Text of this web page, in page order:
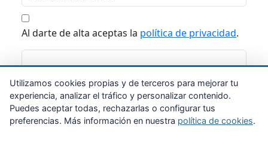
Al darte de alta aceptas la política de privacidad.
Suscribirme
Utilizamos cookies propias y de terceros para mejorar tu
experiencia, analizar el tráfico y personalizar contenido.
Puedes aceptar todas, rechazarlas o configurar tus
preferencias. Más información en nuestra política de cookies.